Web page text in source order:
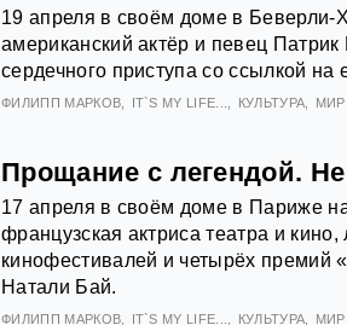
19 апреля в своём доме в Беверли-
американский актёр и певец
сердечного приступа со ссылкой
ФИЛИПП МАРКОВ IT`S MY LIFE... КУЛЬТУРА МИР
Прощание с легендой.
17 апреля в своём доме в Париже
французская актриса театра и
кинофестивалей и четырёх премий
Натали Бай.
ФИЛИПП МАРКОВ IT`S MY LIFE... КУЛЬТУРА МИР